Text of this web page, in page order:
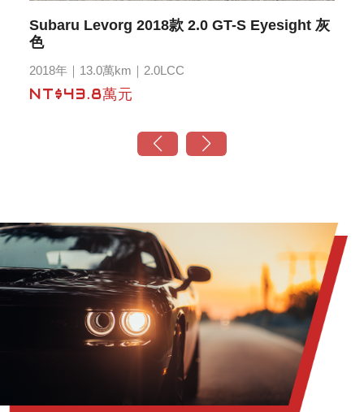
Subaru Levorg 2018款 2.0 GT-S Eyesight 灰
色
2018年｜13.0萬km｜2.0LCC
NT$43.8萬元